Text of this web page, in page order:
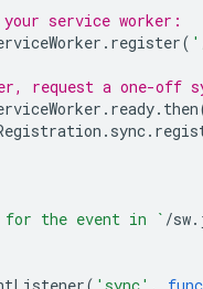
service worker:
. register(
request a one-off
. ready. then
. sync.
for the event in ` /sw.